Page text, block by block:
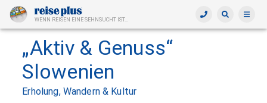
WENN REISEN EINE SEHNSUCHT IST...
„Aktiv & Genuss“
Slowenien
Erholung, Wandern & Kultur